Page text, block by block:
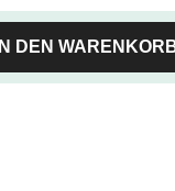
IN DEN